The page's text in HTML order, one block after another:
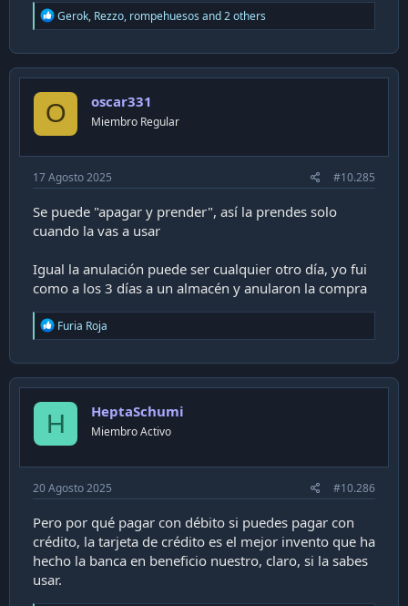
R
e
c
t
o
n
Gerok, Rezzo, rompehuesos and 2 others
O oscar331
Miembro Regular
17 Agosto 2025 #10.285
Se puede "apagar y prender", así la prendes solo
cuando la vas a usar
Igual la anulación puede ser cualquier otro día, yo fui
como a los 3 días a un almacén y anularon la compra
R
e
c
t
o
n
Furia Roja
H HeptaSchumi
Miembro Activo
20 Agosto 2025 #10.286
Pero por qué pagar con débito si puedes pagar con
crédito, la tarjeta de crédito es el mejor invento que ha
hecho la banca en beneficio nuestro, claro, si la sabes
usar.